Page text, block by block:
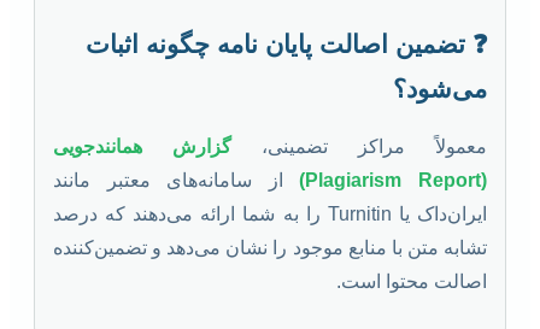
❓ تضمین اصالت پایان نامه چگونه اثبات
می‌شود؟
معمولاً مراکز تضمینی،گزارش همانندجویی
(Plagiarism Report)
از سامانه‌های معتبر مانند
ایران‌داک یا Turnitin را به شما ارائه می‌دهند که درصد
تشابه متن با منابع موجود را نشان می‌دهد و تضمین‌کننده
اصالت محتوا است.